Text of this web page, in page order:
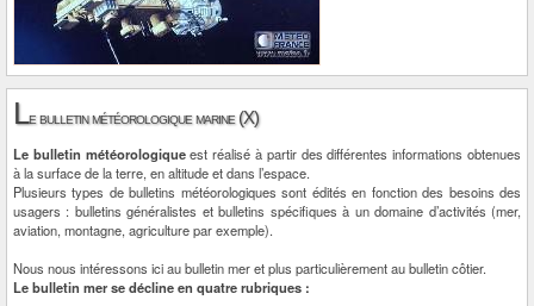
Le bulletin météorologique marine (X)
Le bulletin météorologiqueest réalisé à partir des différentes informations obtenues
à la surface de la terre, en altitude et dans l’espace.
Plusieurs types de bulletins météorologiques sont édités en fonction des besoins des
usagers : bulletins généralistes et bulletins spécifiques à un domaine d’activités (mer,
aviation, montagne, agriculture par exemple).
Nous nous intéressons ici au bulletin mer et plus particulièrement au bulletin côtier.
Le bulletin mer se décline en quatre rubriques :